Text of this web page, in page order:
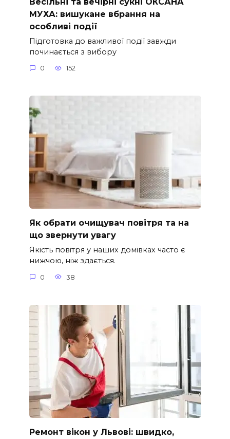
МУХА: вишукане вбрання на
особливі події
Підготовка до важливої події завжди
починається з вибору
0 152
Як обрати очищувач повітря та на
що звернути увагу
Якість повітря у наших домівках часто є
нижчою, ніж здається.
0 38
Ремонт вікон у Львові: швидко,